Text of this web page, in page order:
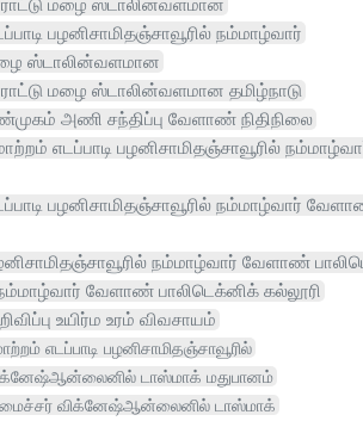
பழனிசாமிதஞ்சாவூரில் நம்மாழ்வார்
ஸ்டாலின்வளமான
மழை ஸ்டாலின்வளமான தமிழ்நாடு
அணி சந்திப்பு வேளாண் நிதிநிலை
எடப்பாடி பழனிசாமிதஞ்சாவூரில்
பழனிசாமிதஞ்சாவூரில் நம்மாழ்வார்
நம்மாழ்வார் வேளாண்
வேளாண் பாலிடெக்னிக் கல்லூரி
உயிர்ம உரம் விவசாயம்
எடப்பாடி பழனிசாமிதஞ்சாவூரில்
டாஸ்மாக் மதுபானம்
விக்னேஷ்ஆன்லைனில் டாஸ்மாக்